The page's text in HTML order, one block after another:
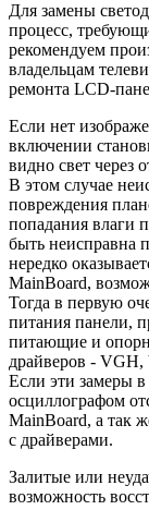
Для замены
процесс,
рекомендуем
владельцам
ремонта LCD-
Если нет
включении
видно свет через
В этом случае
повреждения
попадания влаги
быть неисправна
нередко
MainBoard,
Тогда в первую
питания панели,
питающие и
драйверов -
Если эти замеры
осциллографом
MainBoard, а так
с драйверами.
Залитые или
возможность